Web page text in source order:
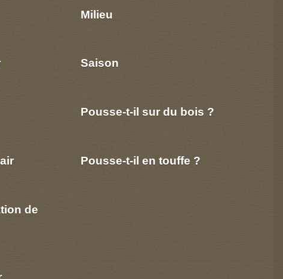
de
Milieu
Saison
Pousse-t-il sur du bois ?
Pousse-t-il en touffe ?